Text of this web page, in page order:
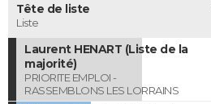
Tête de liste
Liste
Laurent HENART (Liste de la
majorité)
PRIORITE EMPLOI -
RASSEMBLONS LES LORRAINS